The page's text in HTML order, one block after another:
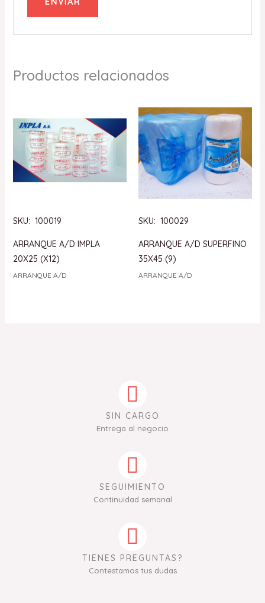
Productos relacionados
SKU: 100019
ARRANQUE A/D IMPLA
20X25 (X12)
ARRANQUE A/D
SKU: 100029
ARRANQUE A/D SUPERFINO
35X45 (9)
ARRANQUE A/D
SIN CARGO
Entrega al negocio
SEGUIMIENTO
Continuidad semanal
TIENES PREGUNTAS?
Contestamos tus dudas